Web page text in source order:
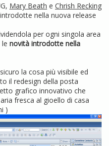
Mary Beath e Chrish Recking
nella nuova release
per ogni singola area
novità introdotte nella
la cosa più visibile ed
il redesign della posta
grafico innovativo che
fresca al gioello di casa
)